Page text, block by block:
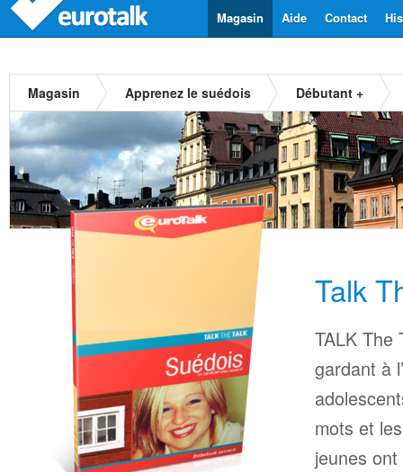
Contact
Aide
Magasin
Magasin Apprenez le suédois Débutant +
Talk
TALK The
gardant à
mots et
jeunes